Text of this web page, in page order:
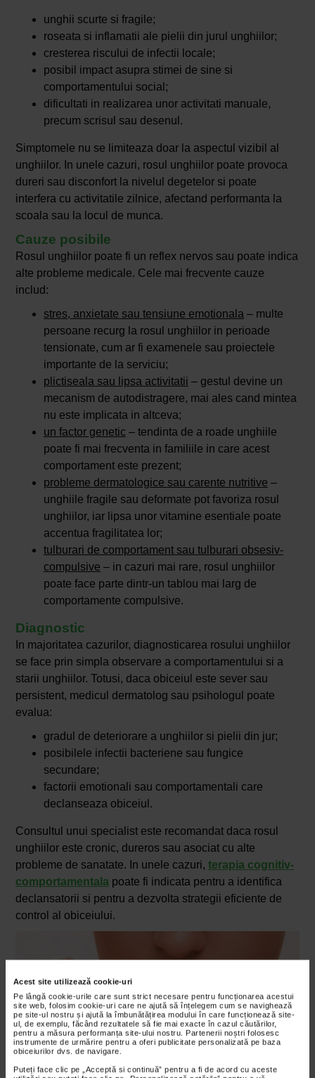
Acest site utilizează cookie-uri
Pe lângă cookie-urile care sunt strict necesare pentru funcționarea acestui
site web, folosim cookie-uri care ne ajută să înțelegem cum se navighează
pe site-ul nostru și ajută la îmbunătățirea modului în care funcționează site-
ul, de exemplu, făcând rezultatele să fie mai exacte în cazul căutărilor,
pentru a măsura performanța site-ului nostru. Partenerii noștri folosesc
instrumente de urmărire pentru a oferi publicitate personalizată pe baza
obiceiurilor dvs. de navigare.
Puteți face clic pe „Acceptă si continuă” pentru a fi de acord cu aceste
unghii scurte si fragile;
roseata si inflamatii ale pielii din jurul unghiilor;
cresterea riscului de infectii locale;
posibil impact asupra stimei de sine si
comportamentului social;
dificultati in realizarea unor activitati manuale,
precum scrisul sau desenul.
Simptomele nu se limiteaza doar la aspectul vizibil al
unghiilor. In unele cazuri, rosul unghiilor poate provoca
dureri sau disconfort la nivelul degetelor si poate
interfera cu activitatile zilnice, afectand performanta la
scoala sau la locul de munca.
Cauze posibile
Rosul unghiilor poate fi un reflex nervos sau poate indica
alte probleme medicale. Cele mai frecvente cauze
includ:
stres, anxietate sau tensiune emotionala – multe
persoane recurg la rosul unghiilor in perioade
tensionate, cum ar fi examenele sau proiectele
importante de la serviciu;
plictiseala sau lipsa activitatii – gestul devine un
mecanism de autodistragere, mai ales cand mintea
nu este implicata in altceva;
un factor genetic – tendinta de a roade unghiile
poate fi mai frecventa in familiile in care acest
comportament este prezent;
probleme dermatologice sau carente nutritive –
unghiile fragile sau deformate pot favoriza rosul
unghiilor, iar lipsa unor vitamine esentiale poate
accentua fragilitatea lor;
tulburari de comportament sau tulburari obsesiv-
compulsive – in cazuri mai rare, rosul unghiilor
poate face parte dintr-un tablou mai larg de
comportamente compulsive.
Diagnostic
In majoritatea cazurilor, diagnosticarea rosului unghiilor
se face prin simpla observare a comportamentului si a
starii unghiilor. Totusi, daca obiceiul este sever sau
persistent, medicul dermatolog sau psihologul poate
evalua:
gradul de deteriorare a unghiilor si pielii din jur;
posibilele infectii bacteriene sau fungice
secundare;
factorii emotionali sau comportamentali care
declanseaza obiceiul.
Consultul unui specialist este recomandat daca rosul
unghiilor este cronic, dureros sau asociat cu alte
probleme de sanatate. In unele cazuri, terapia cognitiv-
comportamentala poate fi indicata pentru a identifica
declansatorii si pentru a dezvolta strategii eficiente de
control al obiceiului.